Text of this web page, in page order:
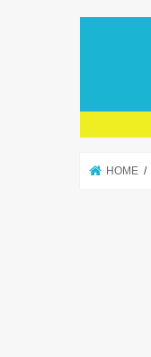
HOME